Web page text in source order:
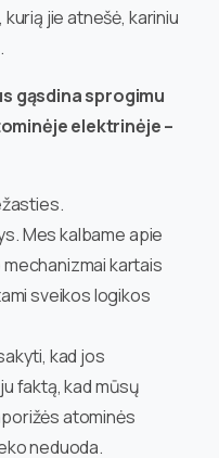
jie atnešė, kariniu
gąsdina sprogimu
elektrinėje –
Mes kalbame apie
kartais
sveikos logikos
kad jos
faktą, kad mūsų
atominės
neduoda.